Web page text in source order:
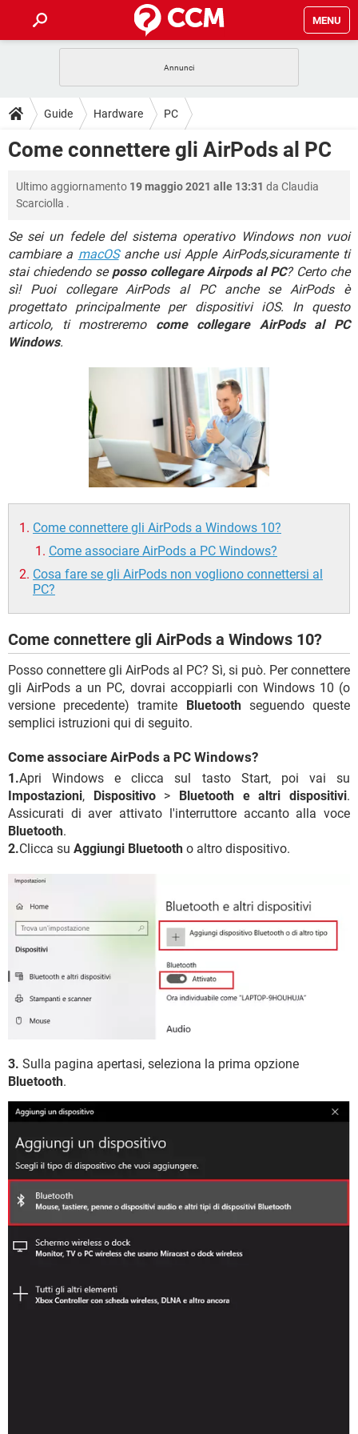
MENU
INTRATTENIMENTO ANDROID
iOS WINDOWS 10
TIKTOK
GUIDE
COVID-19
INTRATTENIMENTO ANDROID
iOS WINDOWS 10
TIKTOK FACEBOOK
HARDWARE
DOWNLOAD
INTRATTENIMENTO
INSTAGRAM WHATSAPP
TIKTOK FACEBOOK
HARDWARE
FORUM
INTRATTENIMENTO ANDROID
iOS WINDOWS 10
INSTAGRAM WHATSAPP
TIKTOK FACEBOOK
HARDWARE
COVID-19 GAMING
INTRATTENIMENTO ANDROID
iOS WINDOWS 10
INSTAGRAM
Guide Hardware PC
Come connettere gli AirPods al PC
Ultimo aggiornamento 19 maggio 2021 alle 13:31 da Claudia
Scarciolla .
Se sei un fedele del sistema operativo Windows non vuoi
cambiare a macOSanche usi Apple AirPods,sicuramente ti
stai chiedendo se posso collegare Airpods al PC? Certo che
sì! Puoi collegare AirPods al PC anche se AirPods è
progettato principalmente per dispositivi iOS. In questo
articolo, ti mostreremo come collegare AirPods al PC
Windows.
Come connettere gli AirPods a Windows 10?
Come associare AirPods a PC Windows?
Cosa fare se gli AirPods non vogliono connettersi al
PC?
Come connettere gli AirPods a Windows 10?
Posso connettere gli AirPods al PC? Sì, si può. Per connettere
gli AirPods a un PC, dovrai accoppiarli con Windows 10 (o
versione precedente) tramite Bluetoothseguendo queste
semplici istruzioni qui di seguito.
Come associare AirPods a PC Windows?
1.Apri Windows e clicca sul tasto Start, poi vai su
Impostazioni, Dispositivo> Bluetooth e altri dispositivi.
Assicurati di aver attivato l'interruttore accanto alla voce
Bluetooth.
2.Clicca su Aggiungi Bluetooth o altro dispositivo.
3. Sulla pagina apertasi, seleziona la prima opzione
Bluetooth.